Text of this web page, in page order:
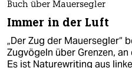
Buch über Mauersegler
Immer in der Luft
„Der Zug der Mauersegler“
Zugvögeln über Grenzen,
Es ist Naturewriting aus